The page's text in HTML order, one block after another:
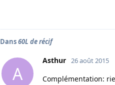
Dans60L de récif
A
Asthur 26 août 2015
Complémentation: